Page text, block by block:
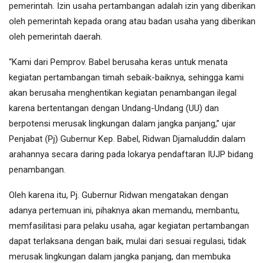
pemerintah. Izin usaha pertambangan adalah izin yang diberikan
oleh pemerintah kepada orang atau badan usaha yang diberikan
oleh pemerintah daerah.
“Kami dari Pemprov. Babel berusaha keras untuk menata
kegiatan pertambangan timah sebaik-baiknya, sehingga kami
akan berusaha menghentikan kegiatan penambangan ilegal
karena bertentangan dengan Undang-Undang (UU) dan
berpotensi merusak lingkungan dalam jangka panjang,” ujar
Penjabat (Pj) Gubernur Kep. Babel, Ridwan Djamaluddin dalam
arahannya secara daring pada lokarya pendaftaran IUJP bidang
penambangan.
Oleh karena itu, Pj. Gubernur Ridwan mengatakan dengan
adanya pertemuan ini, pihaknya akan memandu, membantu,
memfasilitasi para pelaku usaha, agar kegiatan pertambangan
dapat terlaksana dengan baik, mulai dari sesuai regulasi, tidak
merusak lingkungan dalam jangka panjang, dan membuka